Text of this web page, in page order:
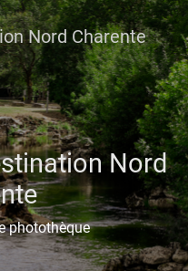
Nord Charente
Nord
photothèque